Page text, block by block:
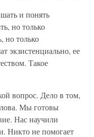
и понять
но только
но только
экзистенциально, ее
Такое
вопрос. Дело в том,
Мы готовы
Нас научили
Никто не помогает